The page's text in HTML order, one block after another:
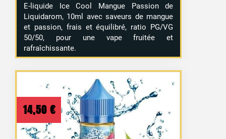
E-liquide Ice Cool Mangue Passion de
Liquidarom, 10ml avec saveurs de mangue
et passion, frais et équilibré, ratio PG/VG
50/50, pour une vape fruitée et
rafraîchissante.
14,50 €